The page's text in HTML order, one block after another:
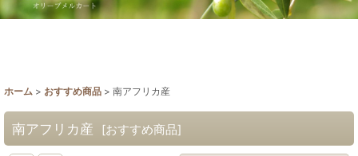
ホーム > おすすめ商品 > 南アフリカ産
南アフリカ産 [おすすめ商品]